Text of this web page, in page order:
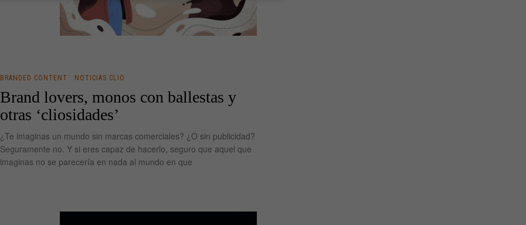
BRANDED CONTENT · NOTICIAS CLIO
Brand lovers, monos con ballestas y
otras ‘cliosidades’
¿Te imaginas un mundo sin marcas comerciales? ¿O sin publicidad?
Seguramente no. Y si eres capaz de hacerlo, seguro que aquel que
imaginas no se parecería en nada al mundo en que